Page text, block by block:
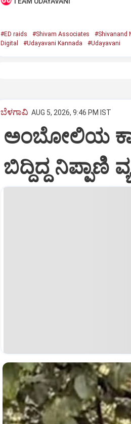
#ED raids #Shivam Associates #Shivanand
Digital
#Udayavani Kannada #Udayavani
ಬೆಳಗಾವಿ AUG 5, 2026, 9:46 PM IST
ಅಂಬೋಲಿಯ
ಬಿದ್ದಿದ್ದ ನಿಪ್ಪಾಣಿ